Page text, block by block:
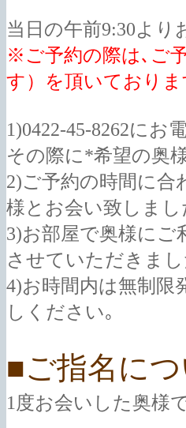
当日の午前9:30より
※ご予約の際は､ご
す）を頂いておりま
1)0422-45-8262にお
その際に*希望の奥
2)ご予約の時間に合
様とお会い致しま
3)お部屋で奥様にご
させていただきま
4)お時間内は無制限
しください｡
■ご指名に
1度お会いした奥様